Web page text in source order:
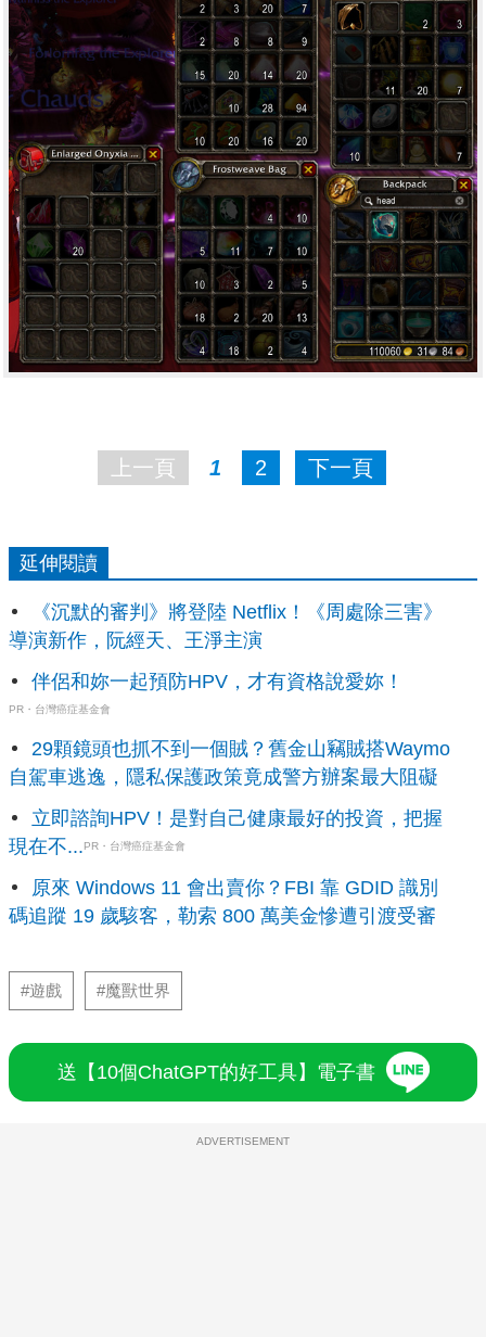
上一頁 1 2 下一頁
延伸閱讀
《沉默的審判》將登陸 Netflix！《周處除三害》
導演新作，阮經天、王淨主演
伴侶和妳一起預防HPV，才有資格說愛妳！
PR・台灣癌症基金會
29顆鏡頭也抓不到一個賊？舊金山竊賊搭Waymo
自駕車逃逸，隱私保護政策竟成警方辦案最大阻礙
立即諮詢HPV！是對自己健康最好的投資，把握
現在不... PR・台灣癌症基金會
原來 Windows 11 會出賣你？FBI 靠 GDID 識別
碼追蹤 19 歲駭客，勒索 800 萬美金慘遭引渡受審
#遊戲 #魔獸世界
送【10個ChatGPT的好工具】電子書
ADVERTISEMENT